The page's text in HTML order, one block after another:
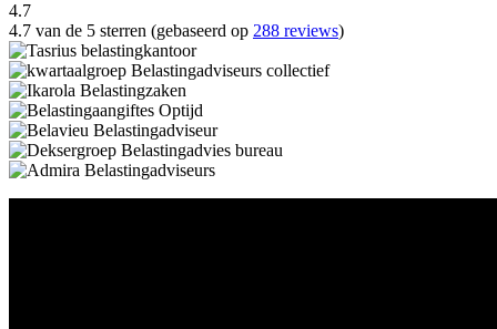
4.7
4.7 van de 5 sterren (gebaseerd op 288 reviews)